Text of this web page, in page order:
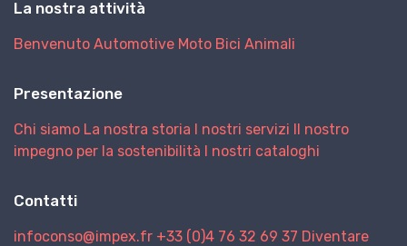
La nostra attività
Benvenuto Automotive Moto Bici Animali
Presentazione
Chi siamo La nostra storia I nostri servizi Il nostro
impegno per la sostenibilità I nostri cataloghi
Contatti
infoconso@impex.fr +33 (0)4 76 32 69 37 Diventare